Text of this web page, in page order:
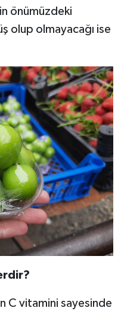
önümüzdeki
olup olmayacağı ise
C vitamini sayesinde